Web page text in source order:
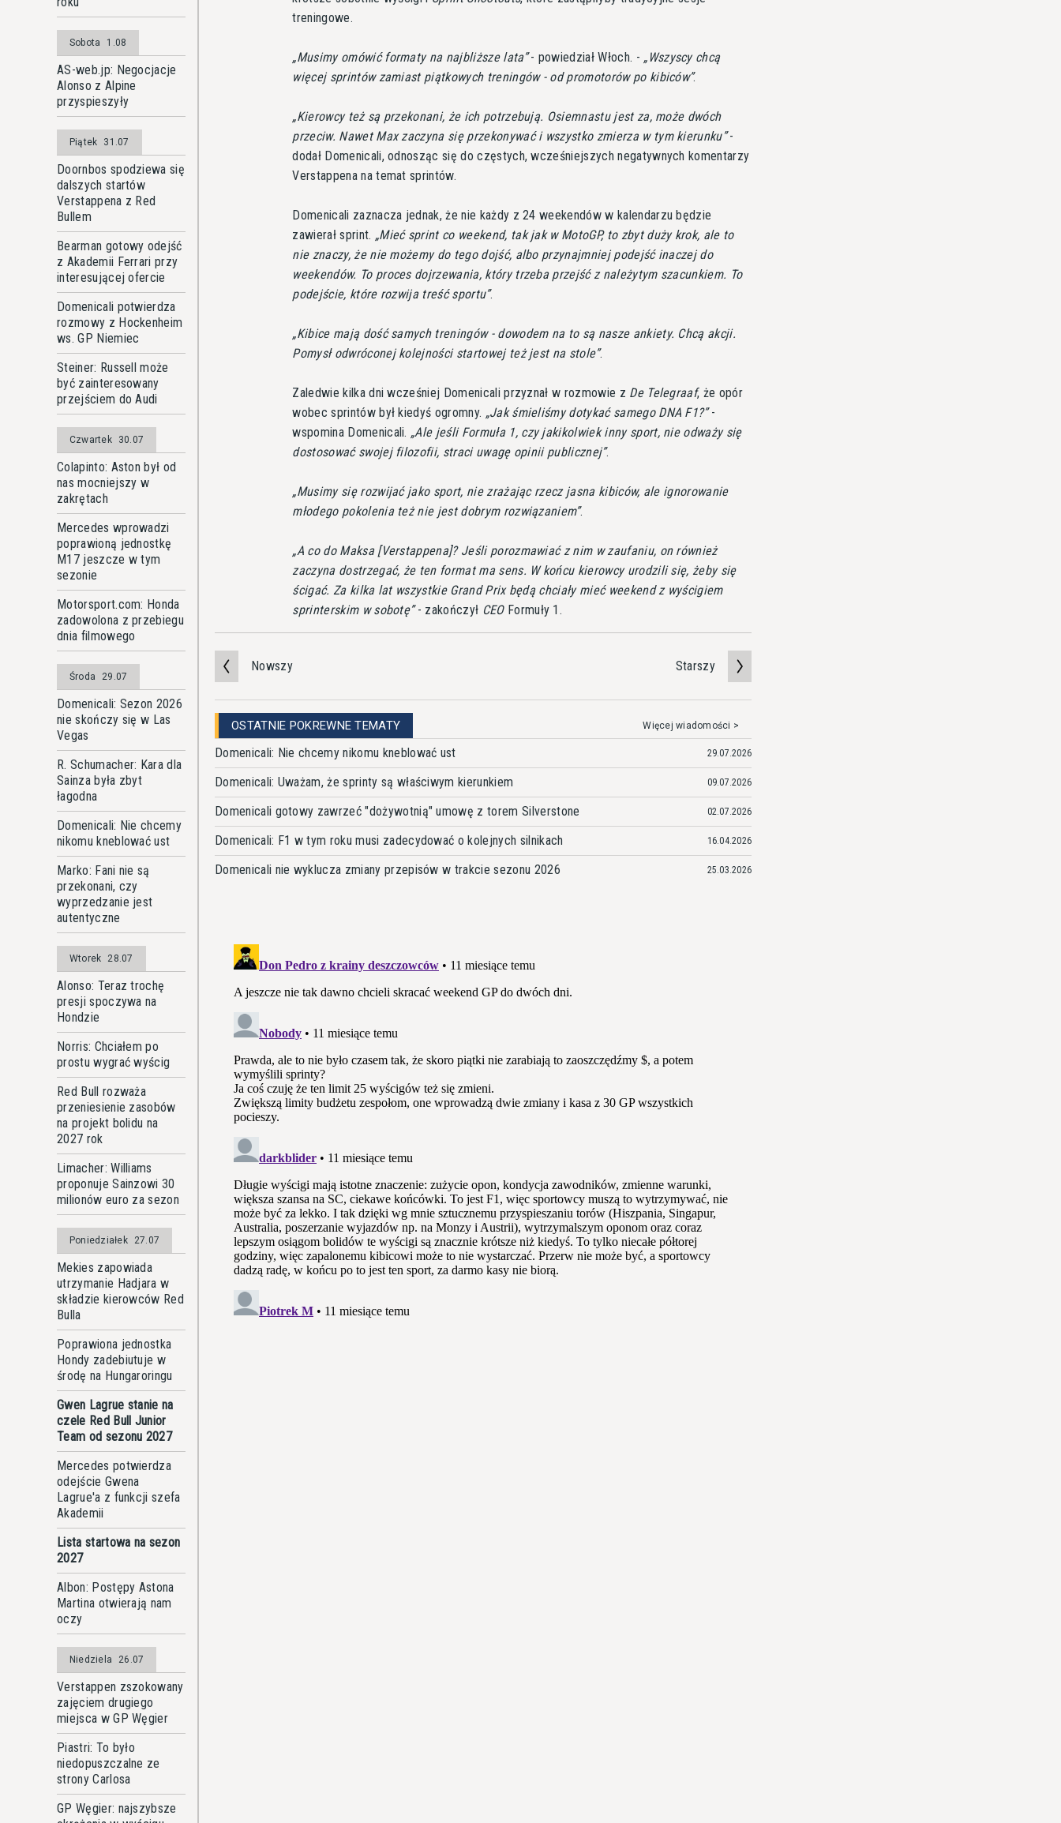
Sobota 1.08
AS-web.jp: Negocjacje
Alonso z Alpine
przyspieszyły
Piątek 31.07
Doornbos spodziewa się
dalszych startów
Verstappena z Red
Bullem
Bearman gotowy odejść
z Akademii Ferrari przy
interesującej ofercie
Domenicali potwierdza
rozmowy z Hockenheim
ws. GP Niemiec
Steiner: Russell może
być zainteresowany
przejściem do Audi
Czwartek 30.07
Colapinto: Aston był od
nas mocniejszy w
zakrętach
Mercedes wprowadzi
poprawioną jednostkę
M17 jeszcze w tym
sezonie
Motorsport.com: Honda
zadowolona z przebiegu
dnia filmowego
Środa 29.07
Domenicali: Sezon 2026
nie skończy się w Las
Vegas
R. Schumacher: Kara dla
Sainza była zbyt
łagodna
Domenicali: Nie chcemy
nikomu kneblować ust
Marko: Fani nie są
przekonani, czy
wyprzedzanie jest
autentyczne
Wtorek 28.07
Alonso: Teraz trochę
presji spoczywa na
Hondzie
Norris: Chciałem po
prostu wygrać wyścig
Red Bull rozważa
przeniesienie zasobów
na projekt bolidu na
2027 rok
Limacher: Williams
proponuje Sainzowi 30
milionów euro za sezon
Poniedziałek 27.07
Mekies zapowiada
utrzymanie Hadjara w
składzie kierowców Red
Bulla
Poprawiona jednostka
Hondy zadebiutuje w
środę na Hungaroringu
Gwen Lagrue stanie na
czele Red Bull Junior
Team od sezonu 2027
Mercedes potwierdza
odejście Gwena
Lagrue'a z funkcji szefa
Akademii
Lista startowa na sezon
2027
Albon: Postępy Astona
Martina otwierają nam
oczy
Niedziela 26.07
Verstappen zszokowany
zajęciem drugiego
miejsca w GP Węgier
Piastri: To było
niedopuszczalne ze
strony Carlosa
GP Węgier: najszybsze
treningowe.
Musimy omówić formaty na najbliższe lata - powiedział Włoch. -
Wszyscy chcą
więcej sprintów zamiast piątkowych treningów - od promotorów po kibiców .
Kierowcy też są przekonani, że ich potrzebują. Osiemnastu jest za, może dwóch
przeciw. Nawet Max zaczyna się przekonywać i wszystko zmierza w tym kierunku -
dodał Domenicali, odnosząc się do częstych, wcześniejszych negatywnych komentarzy
Verstappena na temat sprintów.
Domenicali zaznacza jednak, że nie każdy z 24 weekendów w kalendarzu będzie
zawierał sprint.
Mieć sprint co weekend, tak jak w MotoGP, to zbyt duży krok, ale to
nie znaczy, że nie możemy do tego dojść, albo przynajmniej podejść inaczej do
weekendów. To proces dojrzewania, który trzeba przejść z należytym szacunkiem. To
podejście, które rozwija treść sportu .
Kibice mają dość samych treningów - dowodem na to są nasze ankiety. Chcą akcji.
Pomysł odwróconej kolejności startowej też jest na stole .
Zaledwie kilka dni wcześniej Domenicali przyznał w rozmowie z De Telegraaf, że opór
wobec sprintów był kiedyś ogromny. Jak śmieliśmy dotykać samego DNA F1? -
wspomina Domenicali.
Ale jeśli Formuła 1, czy jakikolwiek inny sport, nie odważy się
dostosować swojej filozofii, straci uwagę opinii publicznej .
Musimy się rozwijać jako sport, nie zrażając rzecz jasna kibiców, ale ignorowanie
młodego pokolenia też nie jest dobrym rozwiązaniem .
A co do Maksa [Verstappena]? Jeśli porozmawiać z nim w zaufaniu, on również
zaczyna dostrzegać, że ten format ma sens. W końcu kierowcy urodzili się, żeby się
ścigać. Za kilka lat wszystkie Grand Prix będą chciały mieć weekend z wyścigiem
sprinterskim w sobotę - zakończył CEOFormuły 1.
Nowszy Starszy
OSTATNIE POKREWNE TEMATY Więcej wiadomości >
Domenicali: Nie chcemy nikomu kneblować ust 29.07.2026
Domenicali: Uważam, że sprinty są właściwym kierunkiem 09.07.2026
Domenicali gotowy zawrzeć "dożywotnią" umowę z torem Silverstone 02.07.2026
Domenicali: F1 w tym roku musi zadecydować o kolejnych silnikach 16.04.2026
Domenicali nie wyklucza zmiany przepisów w trakcie sezonu 2026 25.03.2026